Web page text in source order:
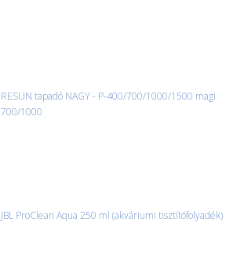
RESUN tapadó NAGY - P-400/700/1000/1500 magi
700/1000
JBL ProClean Aqua 250 ml (akváriumi tisztítófolyadék)